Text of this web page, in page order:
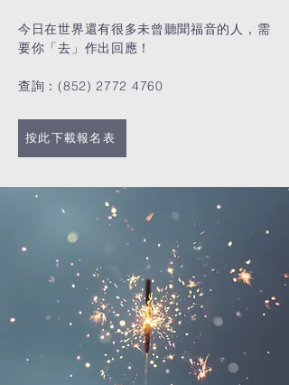
今日在世界還有很多未曾聽聞福音的人，需
要你「去」作出回應！
查詢：(852)2772 4760
按此下載報名表